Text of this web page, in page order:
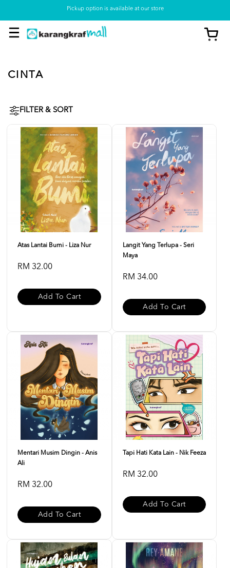
Pickup option is available at our store
CINTA
FILTER & SORT
Atas Lantai Bumi - Liza Nur
RM 32.00
Add To Cart
Langit Yang Terlupa - Seri
Maya
RM 34.00
Add To Cart
Mentari Musim Dingin - Anis
Ali
RM 32.00
Add To Cart
Tapi Hati Kata Lain - Nik Feeza
RM 32.00
Add To Cart